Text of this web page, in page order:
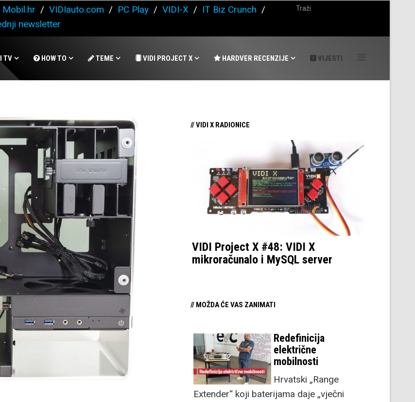
Mobil.hr / VIDIauto.com / PC Play / VIDI-X / IT Biz Crunch /
newsletter
TV HOW TO TEME VIDI PROJECT X HARDVER RECENZIJE VIJESTI
// VIDI X RADIONICE
VIDI Project X #48: VIDI X
mikroračunalo i MySQL server
// MOŽDA ĆE VAS ZANIMATI
Redefinicija
električne
mobilnosti
Hrvatski „Range
Extender“ koji baterijama daje „vječni